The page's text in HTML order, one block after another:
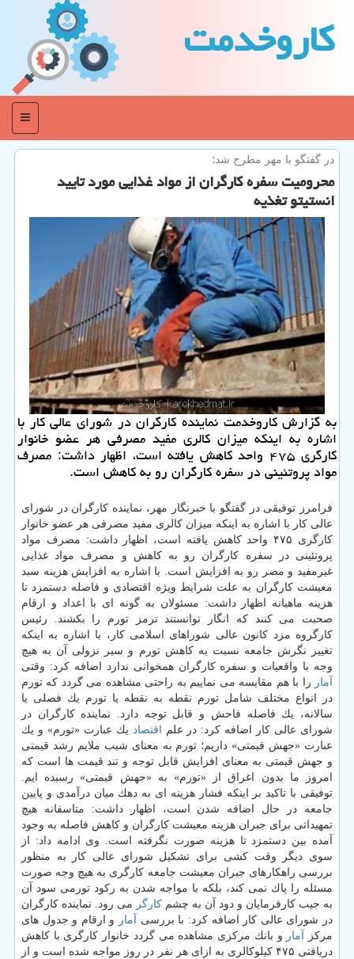
كاروخدمت
منو
در گفتگو با مهر مطرح شد؛
محرومیت سفره كارگران از مواد غذایی مورد تایید
انستیتو تغذیه
به گزارش كاروخدمت نماینده كارگران در شورای عالی كار با
اشاره به اینكه میزان كالری مفید مصرفی هر عضو خانوار
كارگری ۴۷۵ واحد كاهش یافته است، اظهار داشت: مصرف
مواد پروتئینی در سفره كارگران رو به كاهش است.
فرامرز توفیقی در گفتگو با خبرنگار مهر، نماینده كارگران در شورای
عالی كار با اشاره به اینكه میزان كالری مفید مصرفی هر عضو خانوار
كارگری ۴۷۵ واحد كاهش یافته است، اظهار داشت: مصرف مواد
پروتئینی در سفره كارگران رو به كاهش و مصرف مواد غذایی
غیرمفید و مضر رو به افزایش است. با اشاره به افزایش هزینه سبد
معیشت كارگران به علت شرایط ویژه اقتصادی و فاصله دستمزد تا
هزینه ماهیانه اظهار داشت: مسئولان به گونه ای با اعداد و ارقام
صحبت می كنند كه انگار توانستند ترمز تورم را بكشند. رئیس
كارگروه مزد كانون عالی شوراهای اسلامی كار، با اشاره به اینكه
تغییر نگرش جامعه نسبت به كاهش تورم و سیر نزولی آن به هیچ
وجه با واقعیات و سفره كارگران همخوانی ندارد اضافه كرد: وقتی
آمار را با هم مقایسه می نماییم به راحتی مشاهده می گردد كه تورم
در انواع مختلف شامل تورم نقطه به نقطه یا تورم یك فصلی یا
سالانه، یك فاصله فاحش و قابل توجه دارد. نماینده كارگران در
شورای عالی كار اضافه كرد: در علم
اقتصاد یك عبارت «تورم» و یك
عبارت «جهش قیمتی» داریم؛ تورم به معنای شیب ملایم رشد قیمتی
و جهش قیمتی به معنای افزایش قابل توجه و تند قیمت ها است كه
امروز ما بدون اغراق از «تورم» به «جهش قیمتی» رسیده ایم.
توفیقی با تاكید بر اینكه فشار هزینه ای به دهك میان درآمدی و پایین
جامعه در حال اضافه شدن است، اظهار داشت: متاسفانه هیچ
تمهیداتی برای جبران هزینه معیشت كارگران و كاهش فاصله به وجود
آمده بین دستمزد تا هزینه صورت نگرفته است. وی ادامه داد: از
سوی دیگر وقت كشی برای تشكیل شورای عالی كار به منظور
بررسی راهكارهای جبران معیشت جامعه كارگری به هیچ وجه صورت
مسئله را پاك نمی كند، بلكه با مواجه شدن به ركود تورمی سود آن
به جیب كارفرمایان و دود آن به چشم كارگر می رود. نماینده كارگران
در شورای عالی كار اضافه كرد: با بررسی
آمار
و ارقام و جدول های
مركز
آمار و بانك مركزی مشاهده می گردد خانوار كارگری با كاهش
دریافتی ۴۷۵ كیلوكالری به ازای هر نفر در روز مواجه شده است و از